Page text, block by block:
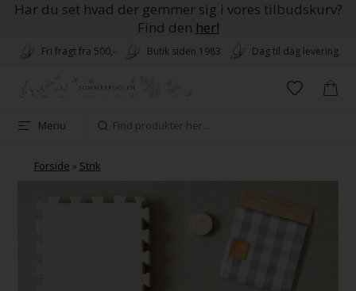
Har du set hvad der gemmer sig i vores tilbudskurv?
Find den her!
Fri fragt fra 500,- Butik siden 1983 Dag til dag levering
Menu
Forside » Strik